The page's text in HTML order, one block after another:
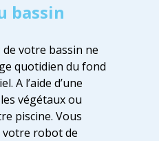
bassin
de votre bassin ne
quotidien du fond
A l’aide d’une
végétaux ou
piscine. Vous
votre robot de